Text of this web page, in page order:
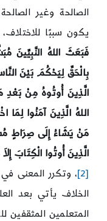
الصالحة وغير
يكون سببًا
فَبَعَثَ اللهُ النَّبِيِّينَ
بِالْحَقِّ لِيَحْكُمَ بَيْنَ
الَّذِينَ أُوتُوهُ مِنْ بَعْدِ
اللهُ الَّذِينَ آمَنُوا لِمَا
مَنْ يَشَاءُ إِلَى صِرَاطٍ
الَّذِينَ أُوتُوا الْكِتَابَ
[2]
، وتكرر المعنى
الخلاف يأتي بعد
المتعلمين